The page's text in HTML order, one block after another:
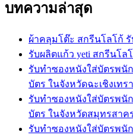
บทความล่าสุด
ผ้าคลุมโต๊ะ สกรีนโลโก้
รับผลิตแก้ว yeti สกรีนโล
รับทำซองหนังใส่บัตรพนั
บัตร ในจังหวัดฉะเชิงเทรา
รับทำซองหนังใส่บัตรพนั
บัตร ในจังหวัดสมุทรสาค
รับทำซองหนังใส่บัตรพนั